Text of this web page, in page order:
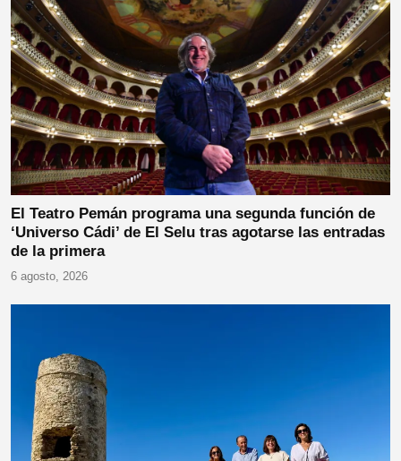
El Teatro Pemán programa una segunda función de
‘Universo Cádi’ de El Selu tras agotarse las entradas
de la primera
6 agosto, 2026